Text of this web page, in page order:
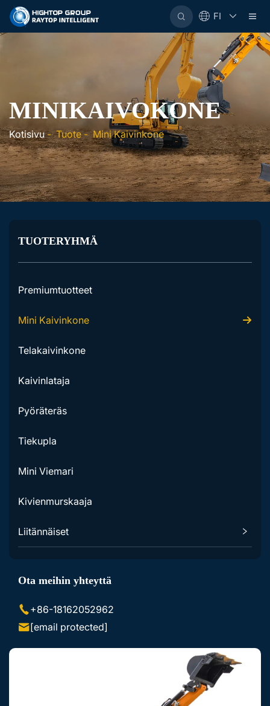
FI
MINIKAIVOKONE
Kotisivu-Tuote-Mini Kaivinkone
TUOTERYHMÄ
Premiumtuotteet
Mini Kaivinkone
Telakaivinkone
Kaivinlataja
Pyöräteräs
Tiekupla
Mini Viemari
Kivienmurskaaja
Liitännäiset
Luistovaunun Lisävarusteet
Ota meihin yhteyttä
+86-18162052962
[email protected]